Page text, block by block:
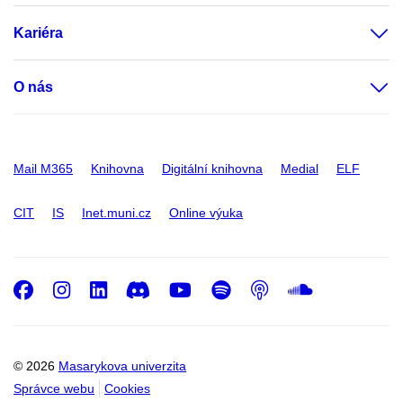
Kariéra
O nás
Mail M365 Knihovna Digitální knihovna Medial ELF
CIT IS Inet.muni.cz Online výuka
© 2026 Masarykova univerzita
Správce webu
Cookies
Facebook
Instagram
LinkedIn
DiscordYoutube
Spotify
Podcast